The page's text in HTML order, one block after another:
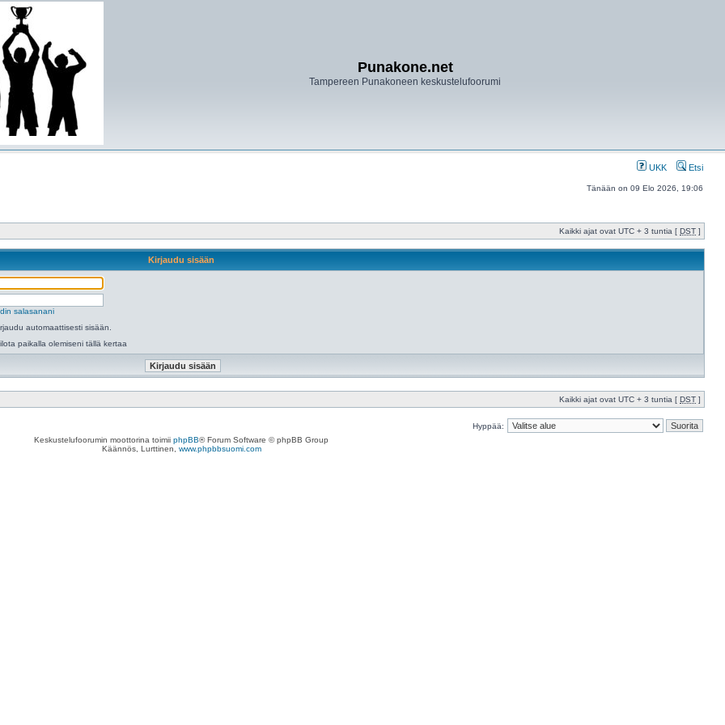
Punakone.net
Tampereen Punakoneen keskustelufoorumi
UKK Etsi
Tänään on 09 Elo 2026, 19:06
Kaikki ajat ovat UTC + 3 tuntia [ DST ]
Kirjaudu sisään
salasanani
automaattisesti sisään.
paikalla olemiseni tällä kertaa
Kaikki ajat ovat UTC + 3 tuntia [ DST ]
Hyppää:
Keskustelufoorumin moottorina toimii phpBB® Forum Software © phpBB Group
Käännös, Lurttinen, www.phpbbsuomi.com